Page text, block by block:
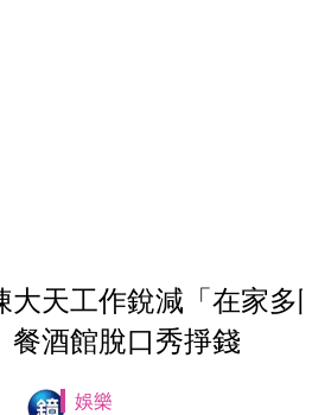
大天工作銳減「在家多
酒館脫口秀掙錢
娛樂